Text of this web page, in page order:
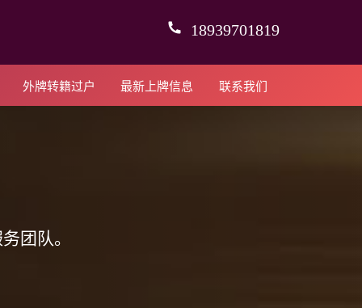
18939701819
外牌转籍过户 最新上牌信息 联系我们
团队。